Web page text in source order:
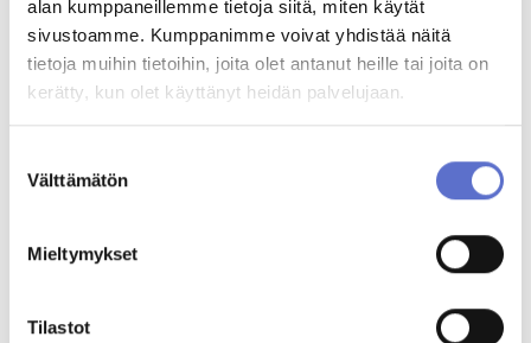
alan kumppaneillemme tietoja siitä, miten käytät
sivustoamme. Kumppanimme voivat yhdistää näitä
tietoja muihin tietoihin, joita olet antanut heille tai joita on
kerätty, kun olet käyttänyt heidän palvelujaan.
valinta
Välttämätön
Mieltymykset
Tilastot
Jeanette Koivula
Asiakasvastaava
020 506 5017